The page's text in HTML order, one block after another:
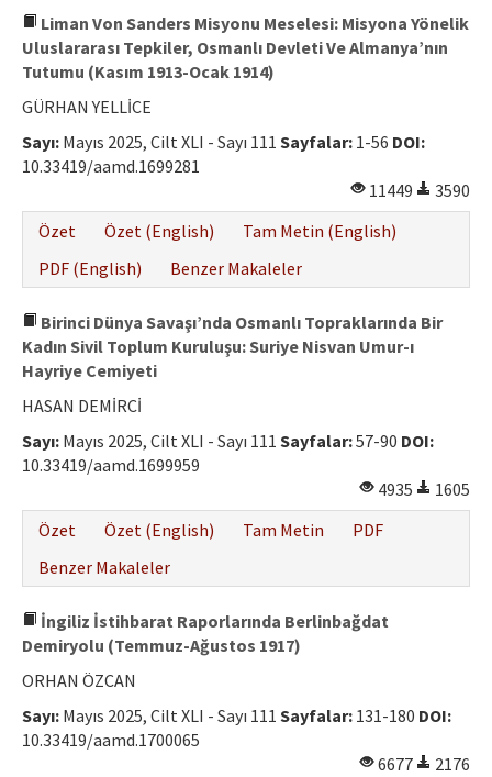
Liman Von Sanders Misyonu Meselesi: Misyona Yönelik
Uluslararası Tepkiler, Osmanlı Devleti Ve Almanya’nın
Tutumu (Kasım 1913-Ocak 1914)
GÜRHAN YELLİCE
Sayı: Mayıs 2025, Cilt XLI - Sayı 111 Sayfalar: 1-56 DOI:
10.33419/aamd.1699281
11449
3590
Özet
Özet (English)
Tam Metin (English)
PDF (English)
Benzer Makaleler
Birinci Dünya Savaşı’nda Osmanlı Topraklarında Bir
Kadın Sivil Toplum Kuruluşu: Suriye Nisvan Umur-ı
Hayriye Cemiyeti
HASAN DEMİRCİ
Sayı: Mayıs 2025, Cilt XLI - Sayı 111 Sayfalar:57-90 DOI:
10.33419/aamd.1699959
4935
1605
Özet
Özet (English) Tam Metin
PDF
Benzer Makaleler
İngiliz İstihbarat Raporlarında Berlinbağdat
Demiryolu (Temmuz-Ağustos 1917)
ORHAN ÖZCAN
Sayı: Mayıs 2025, Cilt XLI - Sayı 111 Sayfalar: 131-180 DOI:
10.33419/aamd.1700065
6677
2176